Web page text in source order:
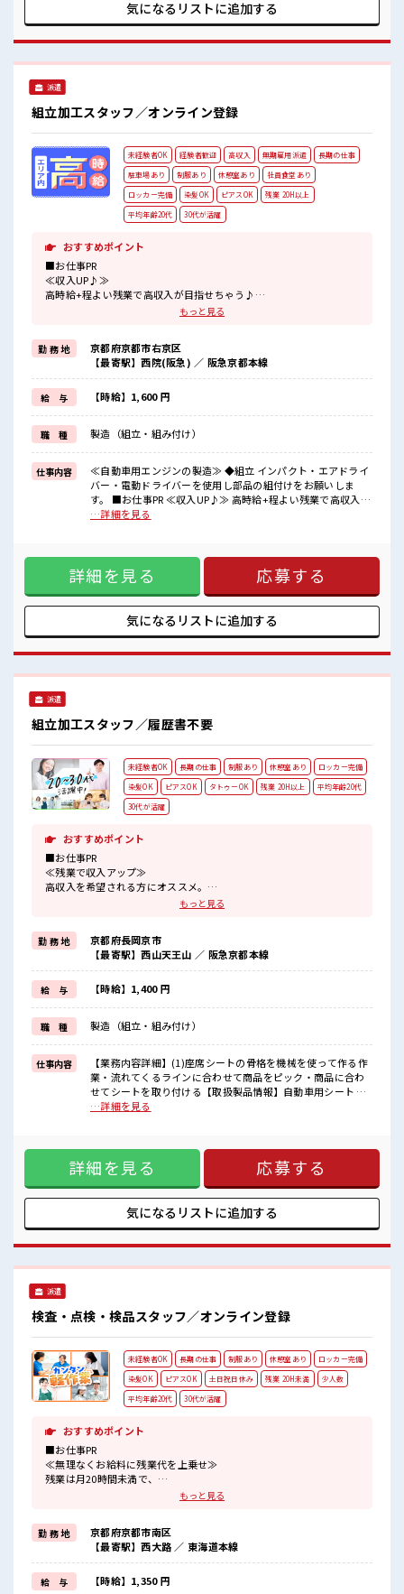
悩み解消♪ ≪無料駐車場あり≫ マイカー通勤もOK！ ≪食堂
豊富★ ■職場の雰囲気 派手すぎなければ多少のヘアカラーも
OKなのはウレシイPoint☆ しっかり休める休憩室あり！ オン
気になるリストに追加する
派遣
組立加工スタッフ／オンライン登録
未経験者OK 経験者歓迎 高収入 無期雇用派遣
長期の仕事
駐車場あり
制服あり 休憩室あり
社員食堂あり
ロッカー完備
染髪OK ピアスOK
残業 20H以上
平均年齢20代
30代が活躍
おすすめポイント
■お仕事PR
≪収入UP♪≫
高時給+程よい残業で高収入が目指せちゃう♪
≪ヘアカラーOKで自由な雰囲気の職場≫
(規定有)≪機能的な制服アリ≫
制服があるので毎日の服装の悩み解消♪
≪無料駐車場あり≫
マイカー通勤もOK！
≪食堂あり≫
カフェテリア形式になっていておしゃれでメニューも豊富★
■職場の雰囲気
派手すぎなければ多少のヘアカラーもOKなのはウレシイPoint☆
しっかり休める休憩室あり！
オンオフの切替もできちゃう！
ロッカーあり！
安心してお仕事に集中♪
もっと見る
勤 務 地
京都府京都市右京区
【最寄駅】西院(阪急) ／ 阪急京都本線
給 与 【時給】1,600 円
職 種 製造（組立・組み付け）
仕事内容
≪自動車用エンジンの製造≫ ◆組立 インパクト・エアドライ
バー・電動ドライバーを使用し部品の組付けをお願いしま
す。 ■お仕事PR ≪収入UP♪≫ 高時給+程よい残業で高収入が
目指せちゃう♪ ≪ヘアカラーOKで自由な雰囲気の職場≫ 明
駐車場あり≫ マイカー通勤もOK！ ≪食堂あり≫ カフェテリ
ア形式になっていておしゃれでメニューも豊富★ ■職場の雰
囲気 派手すぎなければ多少のヘアカラーもOKなのはウレシイ
Point☆ しっかり休める休憩室あり！ オンオフの切替もでき
ちゃう！ ロッカーあり！ 安心してお仕事に集中♪
…詳細を見る
詳細を見る 応募する
気になるリストに追加する
派遣
組立加工スタッフ／履歴書不要
未経験者OK 長期の仕事 制服あり 休憩室あり
ロッカー完備
染髪OK
ピアスOK タトゥーOK 残業 20H以上
平均年齢20代
30代が活躍
おすすめポイント
■お仕事PR
≪残業で収入アップ≫
高収入を希望される方にオススメ。
残業は月20時間以上あります♪
明るすぎたり奇抜でなければ基本的に自由！
(規定有)≪ラクラク制服アリ≫
制服があるので、
毎日の服装の悩み解消♪
≪未経験OKの仕事≫
新しいことにチャレンジするのは不安だけど、
しっかり働く環境が整っています！
イチからスキルUP・ステップUP目指していきましょう！
≪様々なお仕事をご提案≫
一人で悩まず気軽に相談できる、
派遣のお仕事です！
■職場の雰囲気
活気あふれる20代活躍中の職場です☆
しっかり休める休憩室あり！
オンオフの切替もできちゃう！
もっと見る
勤 務 地
京都府長岡京市
【最寄駅】西山天王山 ／ 阪急京都本線
給 与 【時給】1,400 円
職 種 製造（組立・組み付け）
仕事内容
【業務内容詳細】(1)座席シートの骨格を機械を使って作る作
業・流れてくるラインに合わせて商品をピック・商品に合わ
せてシートを取り付ける【取扱製品情報】自動車用シート ■
お仕事PR ≪残業で収入アップ≫ 高収入を希望される方にオス
有)≪ラクラク制服アリ≫ 制服があるので、 毎日の服装の悩
み解消♪ ≪未経験OKの仕事≫ 新しいことにチャレンジする
のは不安だけど、 しっかり働く環境が整っています！ イチか
らスキルUP・ステップUP目指していきましょう！ ≪様々な
お仕事をご提案≫ 一人で悩まず気軽に相談できる、 派遣のお
仕事です！ ■職場の雰囲気 キバツ過ぎなければ髪色・髪型は
躍中の職場です☆ しっかり休める休憩室あり！ オンオフの切
替もできちゃう！
…詳細を見る
詳細を見る 応募する
気になるリストに追加する
派遣
検査・点検・検品スタッフ／オンライン登録
未経験者OK 長期の仕事 制服あり 休憩室あり
ロッカー完備
染髪OK
ピアスOK 土日祝日休み 残業 20H未満
少人数
平均年齢20代
30代が活躍
おすすめポイント
■お仕事PR
≪無理なくお給料に残業代を上乗せ≫
残業は月20時間未満で、
週末は家族や友人と一緒にプライベート満喫！
≪髪型自由≫
基本的に髪色自由で明るすぎたり奇抜でなければOKです！
(規定有)≪動きやすい制服アリ≫
制服があるので、
もっと見る
勤 務 地
京都府京都市南区
【最寄駅】西大路 ／ 東海道本線
給 与 【時給】1,350 円